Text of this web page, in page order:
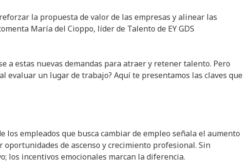
la propuesta de valor de las empresas y alinear las
María del Cioppo, líder de Talento de EY GDS
a estas nuevas demandas para atraer y retener talento. Pero
evaluar un lugar de trabajo? Aquí te presentamos las claves que
empleados que busca cambiar de empleo señala el aumento
de ascenso y crecimiento profesional. Sin
los incentivos emocionales marcan la diferencia.